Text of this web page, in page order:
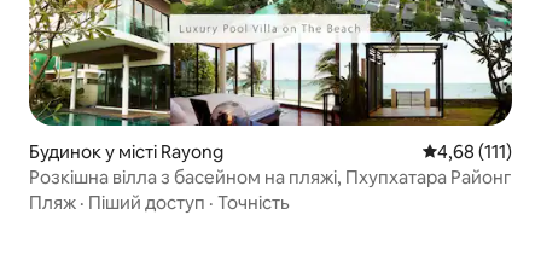
Будинок у місті Rayong Середня
4,68 (111)
Розкішна вілла з басейном на пляжі, Пхупхатара Районг
Пляж · Піший доступ · Точність